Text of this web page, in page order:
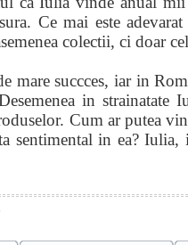
Ce mai este
colectii, ci doar
mare succces, iar in
in strainatate
Cum ar putea
sentimental in ea?